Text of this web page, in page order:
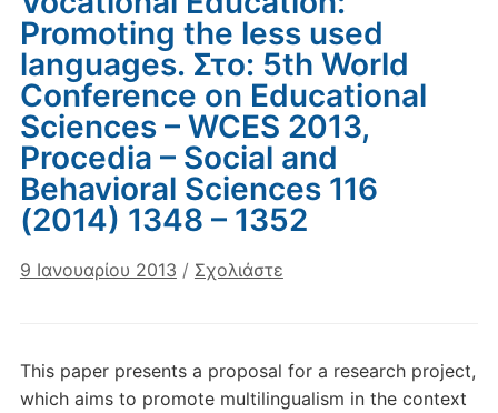
Promoting the less used
languages. Στο: 5th World
Conference on Educational
Sciences – WCES 2013,
Procedia – Social and
Behavioral Sciences 116
(2014) 1348 – 1352
9 Ιανουαρίου 2013 / Σχολιάστε
This paper presents a proposal for a research project,
which aims to promote multilingualism in the context